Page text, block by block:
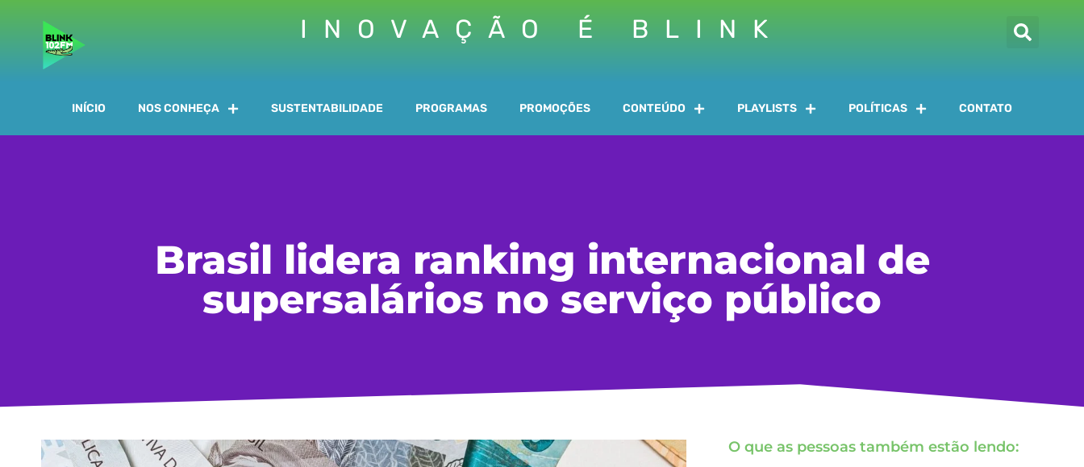
INOVAÇÃO É BLINK
INÍCIO NOS CONHEÇA SUSTENTABILIDADE PROGRAMAS PROMOÇÕES CONTEÚDO PLAYLISTS POLÍTICAS CONTATO
Brasil lidera ranking internacional de
supersalários no serviço público
O que as pessoas também estão lendo: